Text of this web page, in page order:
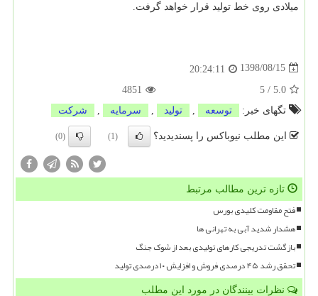
میلادی روی خط تولید قرار خواهد گرفت.
1398/08/15
20:24:11
5.0
/
5
4851
تگهای خبر:
توسعه تولید سرمایه شركت
این مطلب نیوباکس را پسندیدید؟ (1)
(0)
تازه ترین مطالب مرتبط
فتح مقاومت کلیدی بورس
هشدار شدید آبی به تهرانی ها
بازگشت تدریجی کارهای تولیدی بعد از شوک جنگ
تحقق رشد ۴۵ درصدی فروش و افزایش ۱۰ درصدی تولید
نظرات بینندگان در مورد این مطلب